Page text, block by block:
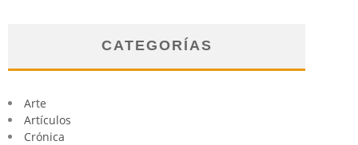
CATEGORÍAS
Arte
Artículos
Crónica